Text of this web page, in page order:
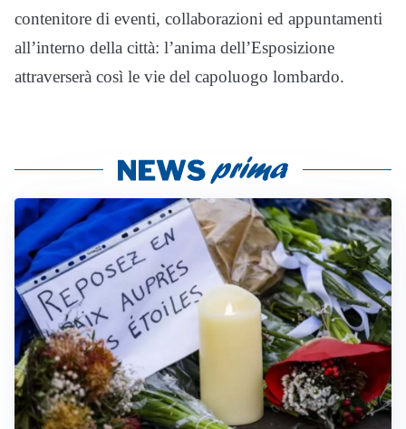
contenitore di eventi, collaborazioni ed appuntamenti
all’interno della città: l’anima dell’Esposizione
attraverserà così le vie del capoluogo lombardo.